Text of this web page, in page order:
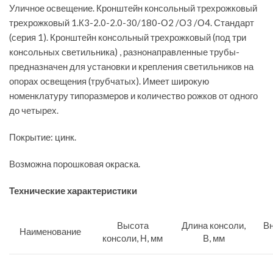
Уличное освещение. Кронштейн консольный трехрожковый
трехрожковый 1.К3-2.0-2.0-30/180-О2 /О3 /О4. Стандарт
(серия 1). Кронштейн консольный трехрожковый (под три
консольных светильника) , разнонаправленные трубы-
предназначен для установки и крепления светильников на
опорах освещения (трубчатых). Имеет широкую
номенклатуру типоразмеров и количество рожков от одного
до четырех.
Покрытие: цинк.
Возможна порошковая окраска.
Технические характеристики
Наименование
Высота
консоли, Н, мм
Длина консоли,
В, мм